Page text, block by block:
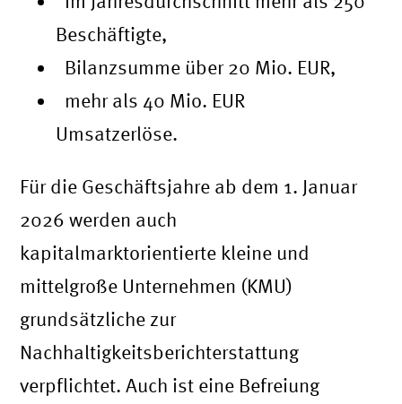
Beschäftigte,
Bilanzsumme über 20 Mio. EUR,
mehr als 40 Mio. EUR
Umsatzerlöse.
Für die Geschäftsjahre ab dem 1. Januar
2026 werden auch
kapitalmarktorientierte kleine und
mittelgroße Unternehmen (KMU)
grundsätzliche zur
Nachhaltigkeitsberichterstattung
verpflichtet. Auch ist eine Befreiung